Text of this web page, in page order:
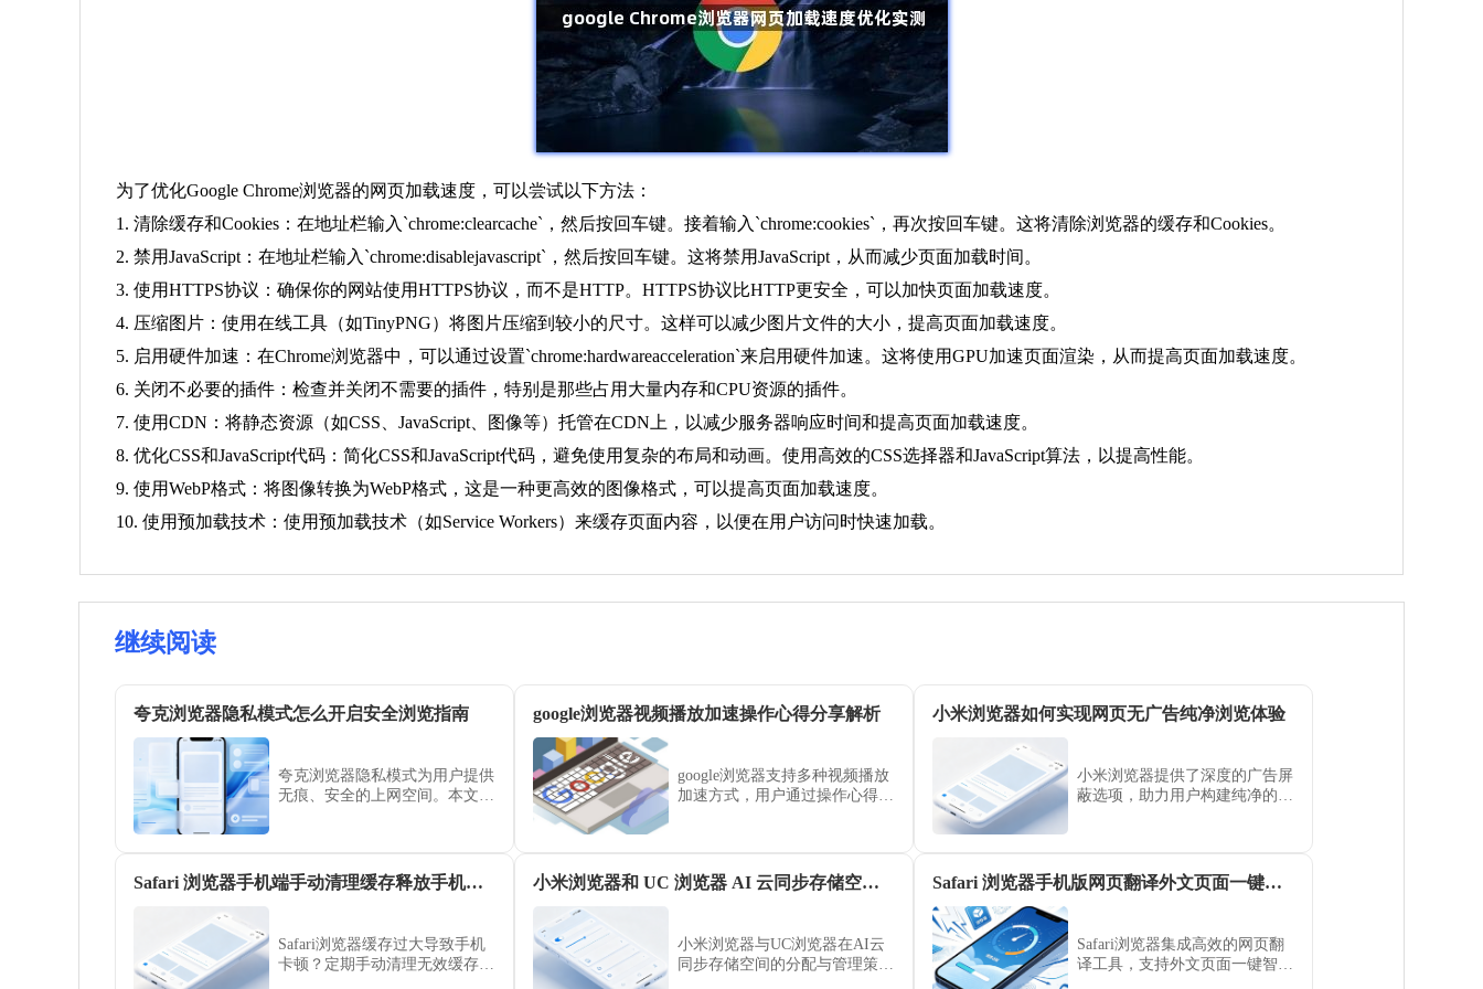
为了优化Google Chrome浏览器的网页加载速度，可以尝试以下方法：
1. 清除缓存和Cookies：在地址栏输入`chrome:clearcache`，然后按回车键。接着输入`chrome:cookies`，再次按回车键。这将清除浏览器的缓存和Cookies。
2. 禁用JavaScript：在地址栏输入`chrome:disablejavascript`，然后按回车键。这将禁用JavaScript，从而减少页面加载时间。
3. 使用HTTPS协议：确保你的网站使用HTTPS协议，而不是HTTP。HTTPS协议比HTTP更安全，可以加快页面加载速度。
4. 压缩图片：使用在线工具（如TinyPNG）将图片压缩到较小的尺寸。这样可以减少图片文件的大小，提高页面加载速度。
5. 启用硬件加速：在Chrome浏览器中，可以通过设置`chrome:hardwareacceleration`来启用硬件加速。这将使用GPU加速页面渲染，从而提高页面加载速度。
6. 关闭不必要的插件：检查并关闭不需要的插件，特别是那些占用大量内存和CPU资源的插件。
7. 使用CDN：将静态资源（如CSS、JavaScript、图像等）托管在CDN上，以减少服务器响应时间和提高页面加载速度。
8. 优化CSS和JavaScript代码：简化CSS和JavaScript代码，避免使用复杂的布局和动画。使用高效的CSS选择器和JavaScript算法，以提高性能。
9. 使用WebP格式：将图像转换为WebP格式，这是一种更高效的图像格式，可以提高页面加载速度。
10. 使用预加载技术：使用预加载技术（如Service Workers）来缓存页面内容，以便在用户访问时快速加载。
继续阅读
夸克浏览器隐私模式怎么开启安全浏览指南
夸克浏览器隐私模式为用户提供
无痕、安全的上网空间。本文指
安全，告别隐私泄露隐患，享受
清爽上网时光。
google浏览器视频播放加速操作心得分享解析
google浏览器支持多种视频播放
加速方式，用户通过操作心得可
小米浏览器如何实现网页无广告纯净浏览体验
小米浏览器提供了深度的广告屏
蔽选项，助力用户构建纯净的网
营销骚扰，享受宁静的阅读体
验。
Safari 浏览器手机端手动清理缓存释放手机空间
Safari浏览器缓存过大导致手机
卡顿？定期手动清理无效缓存数
小米浏览器和 UC 浏览器 AI 云同步存储空间容量对比
小米浏览器与UC浏览器在AI云
同步存储空间的分配与管理策略
Safari 浏览器手机版网页翻译外文页面一键转换中文
Safari浏览器集成高效的网页翻
译工具，支持外文页面一键智能